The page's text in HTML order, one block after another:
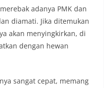
adanya PMK dan
diamati. Jika ditemukan
akan menyingkirkan, di
dengan hewan
sangat cepat, memang